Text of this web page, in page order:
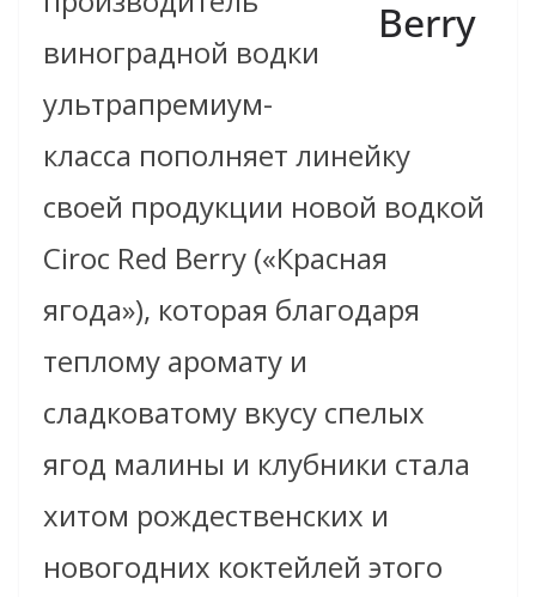
виноградной водки
ультрапремиум-
класса пополняет линейку
своей продукции новой водкой
Ciroc Red Berry («Красная
ягода»), которая благодаря
теплому аромату и
сладковатому вкусу спелых
ягод малины и клубники стала
хитом рождественских и
новогодних коктейлей этого